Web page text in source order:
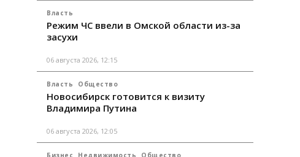
Власть
Режим ЧС ввели в Омской области из-за
засухи
06 августа 2026, 12:15
Власть Общество
Новосибирск готовится к визиту
Владимира Путина
06 августа 2026, 12:05